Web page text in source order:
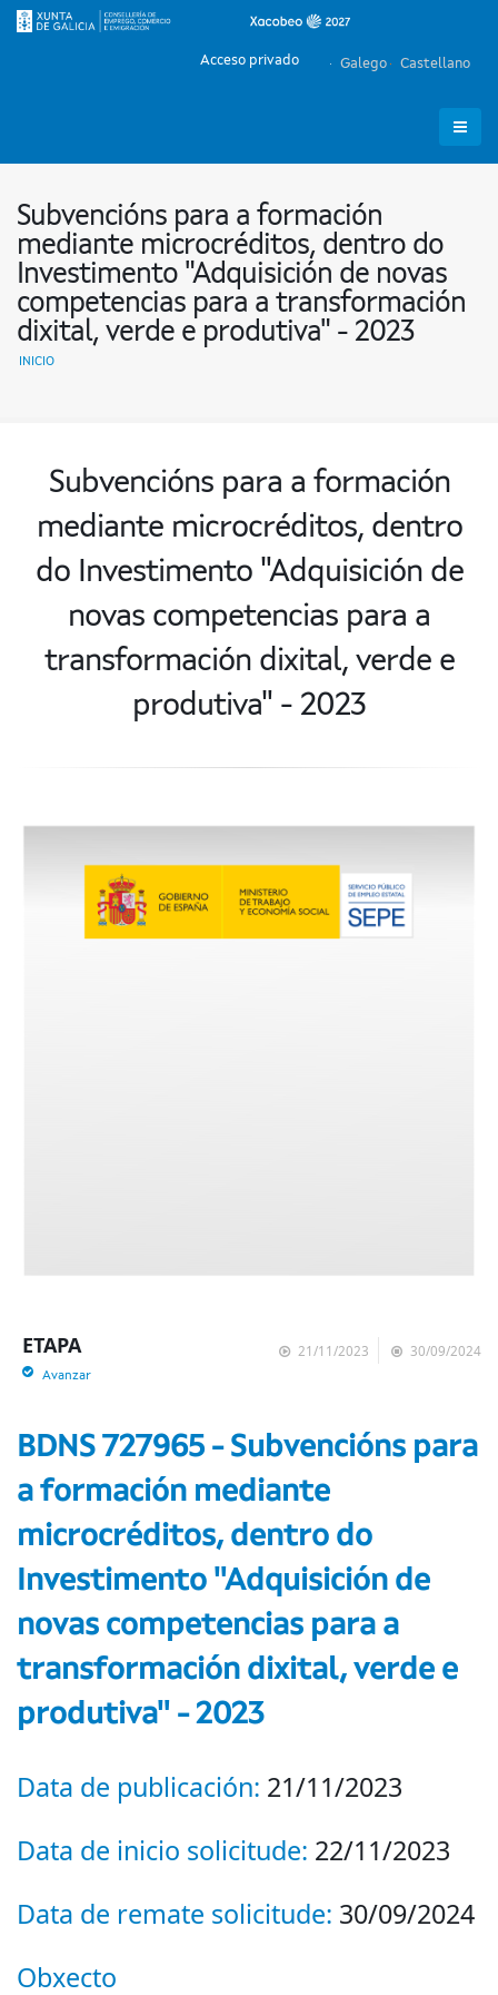
Galego Castellano
Acceso privado
Subvencións para a formación
mediante microcréditos, dentro do
Investimento "Adquisición de novas
competencias para a transformación
dixital, verde e produtiva" - 2023
INICIO
Subvencións para a formación
mediante microcréditos, dentro
do Investimento "Adquisición de
novas competencias para a
transformación dixital, verde e
produtiva" - 2023
21/11/2023 30/09/2024
ETAPA
Avanzar
BDNS 727965 - Subvencións para
a formación mediante
microcréditos, dentro do
Investimento "Adquisición de
novas competencias para a
transformación dixital, verde e
produtiva" - 2023
Data de publicación: 21/11/2023
Data de inicio solicitude: 22/11/2023
Data de remate solicitude: 30/09/2024
Obxecto